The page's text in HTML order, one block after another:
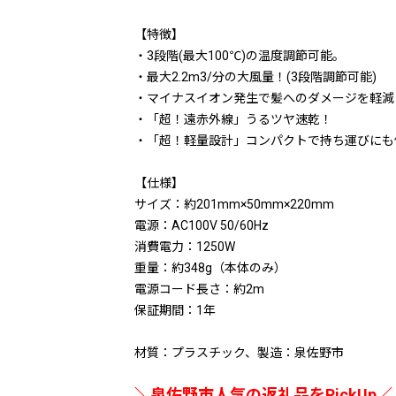
【特徴】
・3段階(最大100℃)の温度調節可能。
・最大2.2m3/分の大風量！(3段階調節可能)
・マイナスイオン発生で髪へのダメージを軽減
・「超！遠赤外線」うるツヤ速乾！
・「超！軽量設計」コンパクトで持ち運びにも
【仕様】
サイズ：約201mm×50mm×220mm
電源：AC100V 50/60Hz
消費電力：1250W
重量：約348g（本体のみ）
電源コード長さ：約2m
保証期間：1年
材質：プラスチック、製造：泉佐野市